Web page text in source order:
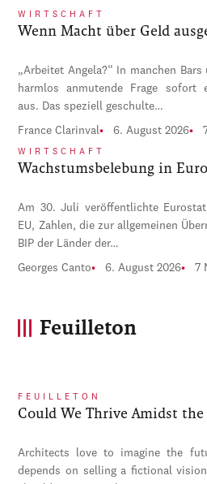
WIRTSCHAFT
Wenn Macht über Geld
„Arbeitet Angela?“ In manchen
harmlos anmutende Frage sofort
aus. Das speziell geschulte…
France Clarinval 6. August 2026
WIRTSCHAFT
Wachstumsbelebung in
Am 30. Juli veröffentlichte
EU, Zahlen, die zur allgemeinen
BIP der Länder der…
Georges Canto 6. August 2026 7
Feuilleton
FEUILLETON
Could We Thrive Amidst the
Architects love to imagine the
depends on selling a fictional